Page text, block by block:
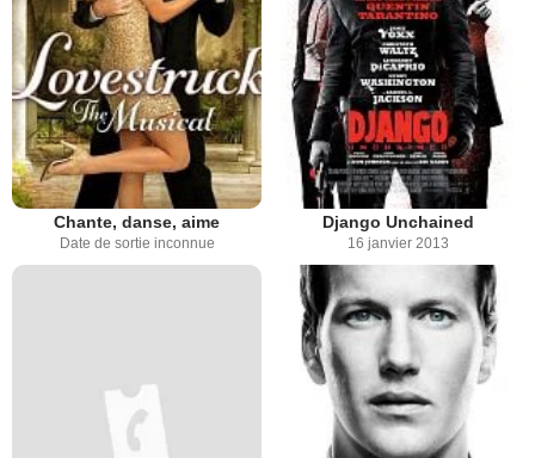
Chante, danse, aime
Date de sortie inconnue
Django Unchained
16 janvier 2013